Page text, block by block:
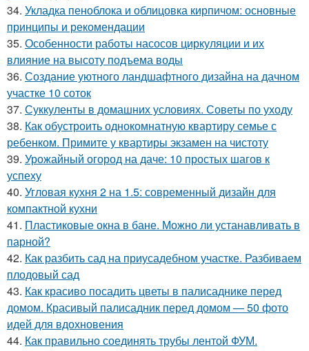
34. Укладка пеноблока и облицовка кирпичом: основные
принципы и рекомендации
35. Особенности работы насосов циркуляции и их
влияние на высоту подъема воды
36. Создание уютного ландшафтного дизайна на дачном
участке 10 соток
37. Суккуленты в домашних условиях. Советы по уходу
38. Как обустроить однокомнатную квартиру семье с
ребенком. Примите у квартиры экзамен на чистоту
39. Урожайный огород на даче: 10 простых шагов к
успеху
40. Угловая кухня 2 на 1.5: современный дизайн для
компактной кухни
41. Пластиковые окна в бане. Можно ли устанавливать в
парной?
42. Как разбить сад на приусадебном участке. Разбиваем
плодовый сад
43. Как красиво посадить цветы в палисаднике перед
домом. Красивый палисадник перед домом — 50 фото
идей для вдохновения
44. Как правильно соединять трубы лентой ФУМ.